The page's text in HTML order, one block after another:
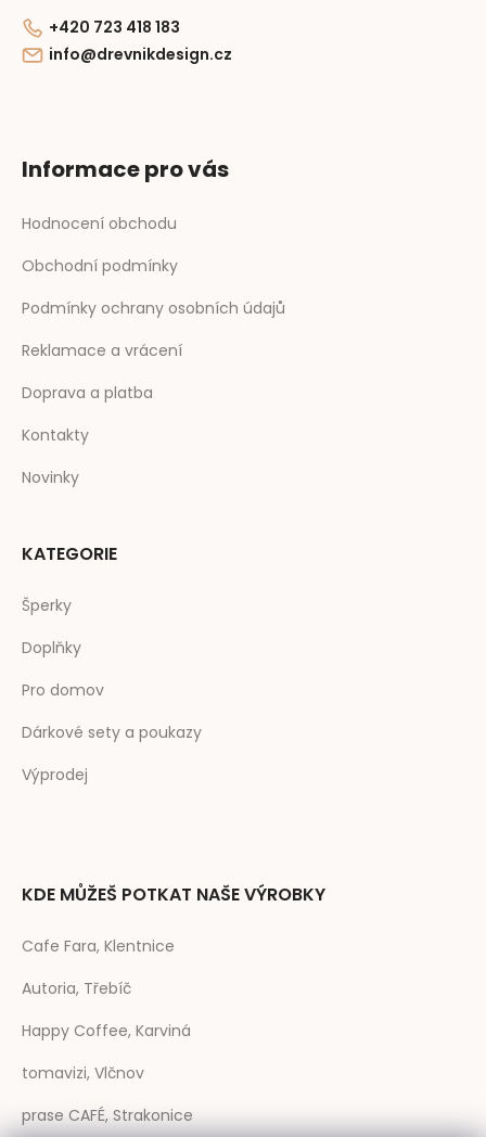
+420 723 418 183
info@drevnikdesign.cz
Informace pro vás
Hodnocení obchodu
Obchodní podmínky
Podmínky ochrany osobních údajů
Reklamace a vrácení
Doprava a platba
Kontakty
Novinky
KATEGORIE
Šperky
Doplňky
Pro domov
Dárkové sety a poukazy
Výprodej
KDE MŮŽEŠ POTKAT NAŠE VÝROBKY
Cafe Fara, Klentnice
Autoria, Třebíč
Happy Coffee, Karviná
tomavizi, Vlčnov
prase CAFÉ, Strakonice